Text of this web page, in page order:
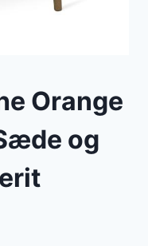
Orange
og